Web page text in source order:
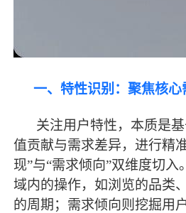
一、特性识别：聚焦核
关注用户特性，本质是
值贡献与需求差异，进行精
现”与“需求倾向”双维度切
域内的操作，如浏览的品类
的周期；需求倾向则挖掘用